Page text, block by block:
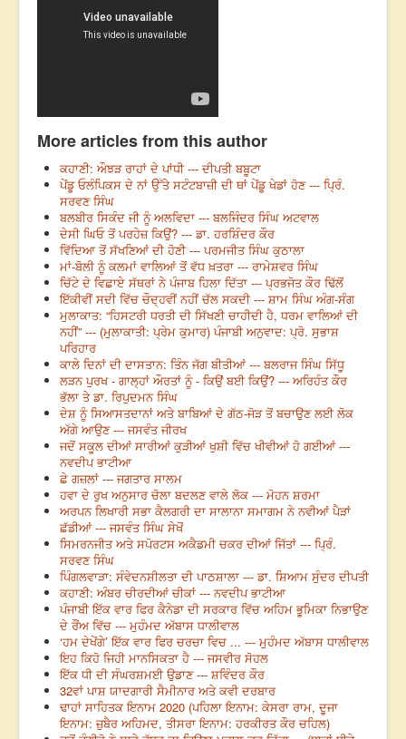
More articles from this author
ਕਹਾਣੀ: ਔਝੜ ਰਾਹਾਂ ਦੇ ਪਾਂਧੀ --- ਦੀਪਤੀ ਬਬੂਟਾ
ਪੇਂਡੂ ਓਲੰਪਿਕਸ ਦੇ ਨਾਂ ਉੱਤੇ ਸਟੰਟਬਾਜ਼ੀ ਦੀ ਥਾਂ ਪੇਂਡੂ ਖੇਡਾਂ ਹੋਣ --- ਪ੍ਰਿੰ.
ਸਰਵਣ ਸਿੰਘ
ਬਲਬੀਰ ਸਿਕੰਦ ਜੀ ਨੂੰ ਅਲਵਿਦਾ --- ਬਲਜਿੰਦਰ ਸਿੰਘ ਅਟਵਾਲ
ਦੇਸੀ ਘਿਓ ਤੋਂ ਪਰਹੇਜ਼ ਕਿਉਂ? --- ਡਾ. ਹਰਸ਼ਿੰਦਰ ਕੌਰ
ਵਿੱਦਿਆ ਤੋਂ ਸੱਖਣਿਆਂ ਦੀ ਹੋਣੀ --- ਪਰਮਜੀਤ ਸਿੰਘ ਕੁਠਾਲਾ
ਮਾਂ-ਬੋਲੀ ਨੂੰ ਕਲਮਾਂ ਵਾਲਿਆਂ ਤੋਂ ਵੱਧ ਖ਼ਤਰਾ --- ਰਾਮੇਸ਼ਵਰ ਸਿੰਘ
ਚਿੱਟੇ ਦੇ ਵਿਛਾਏ ਸੱਥਰਾਂ ਨੇ ਪੰਜਾਬ ਹਿਲਾ ਦਿੱਤਾ --- ਪ੍ਰਭਜੋਤ ਕੌਰ ਢਿੱਲੋਂ
ਇੱਕੀਵੀਂ ਸਦੀ ਵਿੱਚ ਚੌਦ੍ਹਵੀਂ ਨਹੀਂ ਚੱਲ ਸਕਦੀ --- ਸ਼ਾਮ ਸਿੰਘ ਅੰਗ-ਸੰਗ
ਮੁਲਾਕਾਤ: “ਹਿਸਟਰੀ ਧਰਤੀ ਦੀ ਸਿੱਖਣੀ ਚਾਹੀਦੀ ਹੈ, ਧਰਮ ਵਾਲਿਆਂ ਦੀ
ਨਹੀਂ” --- (ਮੁਲਾਕਾਤੀ: ਪ੍ਰੇਮ ਕੁਮਾਰ) ਪੰਜਾਬੀ ਅਨੁਵਾਦ: ਪ੍ਰੋ. ਸੁਭਾਸ਼
ਪਰਿਹਾਰ
ਕਾਲੇ ਦਿਨਾਂ ਦੀ ਦਾਸਤਾਨ: ਤਿੰਨ ਜੱਗ ਬੀਤੀਆਂ --- ਬਲਰਾਜ ਸਿੰਘ ਸਿੱਧੂ
ਲੜਨ ਪੁਰਖ - ਗਾਲ੍ਹਾਂ ਔਰਤਾਂ ਨੂੰ - ਕਿਉਂ ਬਈ ਕਿਉਂ? --- ਅਰਿਹੰਤ ਕੌਰ
ਭੱਲਾ ਤੇ ਡਾ. ਰਿਪੁਦਮਨ ਸਿੰਘ
ਦੇਸ਼ ਨੂੰ ਸਿਆਸਤਦਾਨਾਂ ਅਤੇ ਬਾਬਿਆਂ ਦੇ ਗੱਠ-ਜੋੜ ਤੋਂ ਬਚਾਉਣ ਲਈ ਲੋਕ
ਅੱਗੇ ਆਉਣ --- ਜਸਵੰਤ ਜੀਰਖ
ਜਦੋਂ ਸਕੂਲ ਦੀਆਂ ਸਾਰੀਆਂ ਕੁੜੀਆਂ ਖੁਸ਼ੀ ਵਿੱਚ ਖੀਵੀਆਂ ਹੋ ਗਈਆਂ ---
ਨਵਦੀਪ ਭਾਟੀਆ
ਛੇ ਗਜ਼ਲਾਂ --- ਜਗਤਾਰ ਸਾਲਮ
ਹਵਾ ਦੇ ਰੁਖ ਅਨੁਸਾਰ ਚੋਲਾ ਬਦਲਣ ਵਾਲੇ ਲੋਕ --- ਮੋਹਨ ਸ਼ਰਮਾ
ਅਰਪਨ ਲਿਖਾਰੀ ਸਭਾ ਕੈਲਗਰੀ ਦਾ ਸਾਲਾਨਾ ਸਮਾਗਮ ਨੇ ਨਵੀਆਂ ਪੈੜਾਂ
ਛੱਡੀਆਂ --- ਜਸਵੰਤ ਸਿੰਘ ਸੇਖੋਂ
ਸਿਮਰਨਜੀਤ ਅਤੇ ਸਪੋਰਟਸ ਅਕੈਡਮੀ ਚਕਰ ਦੀਆਂ ਜਿੱਤਾਂ --- ਪ੍ਰਿੰ.
ਸਰਵਣ ਸਿੰਘ
ਪਿੰਗਲਵਾੜਾ: ਸੰਵੇਦਨਸ਼ੀਲਤਾ ਦੀ ਪਾਠਸ਼ਾਲਾ --- ਡਾ. ਸ਼ਿਆਮ ਸੁੰਦਰ ਦੀਪਤੀ
ਕਹਾਣੀ: ਅੰਬਰ ਚੀਰਦੀਆਂ ਚੀਕਾਂ --- ਨਵਦੀਪ ਭਾਟੀਆ
ਪੰਜਾਬੀ ਇੱਕ ਵਾਰ ਫਿਰ ਕੈਨੇਡਾ ਦੀ ਸਰਕਾਰ ਵਿੱਚ ਅਹਿਮ ਭੂਮਿਕਾ ਨਿਭਾਉਣ
ਦੇ ਰੌਂਅ ਵਿੱਚ --- ਮੁਹੰਮਦ ਅੱਬਾਸ ਧਾਲੀਵਾਲ
‘ਹਮ ਦੇਖੇਂਗੇ’ ਇੱਕ ਵਾਰ ਫਿਰ ਚਰਚਾ ਵਿਚ ... --- ਮੁਹੰਮਦ ਅੱਬਾਸ ਧਾਲੀਵਾਲ
ਇਹ ਕਿਹੋ ਜਿਹੀ ਮਾਨਸਿਕਤਾ ਹੈ --- ਜਸਵੀਰ ਸੋਹਲ
ਇੱਕ ਧੀ ਦੀ ਸੰਘਰਸ਼ਮਈ ਉਡਾਣ --- ਸ਼ਵਿੰਦਰ ਕੌਰ
32ਵਾਂ ਪਾਸ਼ ਯਾਦਗਾਰੀ ਸੈਮੀਨਾਰ ਅਤੇ ਕਵੀ ਦਰਬਾਰ
ਢਾਹਾਂ ਸਾਹਿਤਕ ਇਨਾਮ 2020 (ਪਹਿਲਾ ਇਨਾਮ: ਕੇਸਰਾ ਰਾਮ, ਦੂਜਾ
ਇਨਾਮ: ਜ਼ੁਬੈਰ ਅਹਿਮਦ, ਤੀਸਰਾ ਇਨਾਮ: ਹਰਕੀਰਤ ਕੌਰ ਚਹਿਲ)